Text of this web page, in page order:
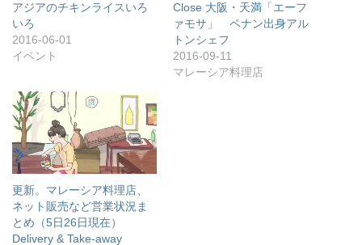
アジアのチキンライスいろ
いろ
2016-06-01
イベント
Close 大阪・天満「エーフ
ァモサ」 ペナン出身アル
トンシェフ
2016-09-11
マレーシア料理店
更新。マレーシア料理店、
ネット販売など営業状況ま
とめ（5日26日現在）
Delivery & Take-away